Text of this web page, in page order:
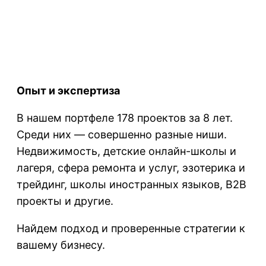
Опыт и экспертиза
В нашем портфеле 178 проектов за 8 лет.
Среди них — совершенно разные ниши.
Недвижимость, детские онлайн-школы и
лагеря, сфера ремонта и услуг, эзотерика и
трейдинг, школы иностранных языков, B2B
проекты и другие.
Найдем подход и проверенные стратегии к
вашему бизнесу.